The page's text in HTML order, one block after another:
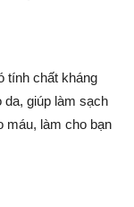
tính chất kháng
da, giúp làm sạch
máu, làm cho bạn